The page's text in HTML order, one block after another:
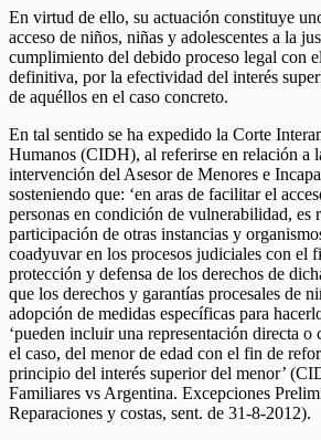
En virtud de ello, su actuación constituye
acceso de niños, niñas y adolescentes a la
cumplimiento del debido proceso legal con
definitiva, por la efectividad del interés
de aquéllos en el caso concreto.
En tal sentido se ha expedido la Corte
Humanos (CIDH), al referirse en relación a
intervención del Asesor de Menores e
sosteniendo que: ‘en aras de facilitar el
personas en condición de vulnerabilidad, es
participación de otras instancias y
coadyuvar en los procesos judiciales con el
protección y defensa de los derechos de
que los derechos y garantías procesales de
adopción de medidas específicas para
‘pueden incluir una representación directa o
el caso, del menor de edad con el fin de
principio del interés superior del menor’
Familiares vs Argentina. Excepciones
Reparaciones y costas, sent. de 31-8-2012).